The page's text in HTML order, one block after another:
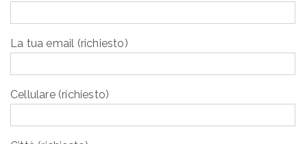
La tua email (richiesto)
Cellulare (richiesto)